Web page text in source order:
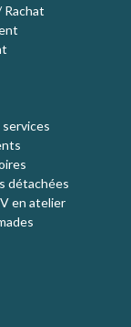
Rachat
détachées
en atelier